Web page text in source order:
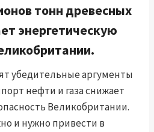
тонн древесных
энергетическую
убедительные аргументы
нефти и газа снижает
Великобритании.
и нужно привести в